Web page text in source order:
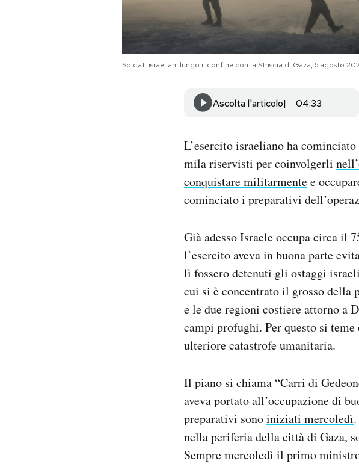
Soldati israeliani lungo il confine con la Striscia di Gaza, 6 agosto
Ascolta l'articolo 04:33
L’esercito israeliano ha
mila riservisti per coinvolgerli
conquistare militarmentee
cominciato i preparativi
Già adesso Israele occupa circa il
l’esercito aveva in buona parte
lì fossero detenuti gli ostaggi
cui si è concentrato il grosso della
e le due regioni costiere attorno a
campi profughi. Per questo si
ulteriore catastrofe umanitaria.
Il piano si chiama “Carri di
aveva portato all’occupazione di
preparativi sonoiniziati mercoledì
nella periferia della città di Gaza,
Sempre mercoledì il primo